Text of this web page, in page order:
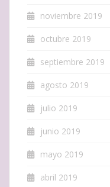
noviembre 2019
octubre 2019
septiembre 2019
agosto 2019
julio 2019
junio 2019
mayo 2019
abril 2019